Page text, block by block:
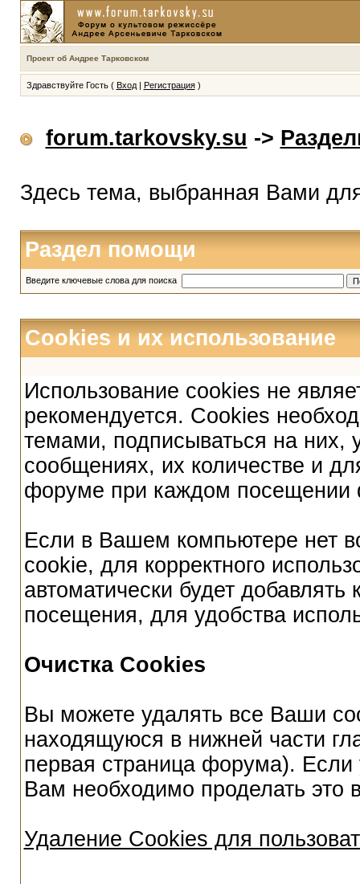
Проект об Андрее Тарковском
Здравствуйте Гость ( Вход| Регистрация)
forum.tarkovsky.su ->
Здесь тема, выбранная Вами
Раздел помощи
Введите ключевые слова для поиска
Cookies и их использование
Использование cookies не
рекомендуется. Cookies
темами, подписываться на них,
сообщениях, их количестве и
форуме при каждом посещении
Если в Вашем компьютере нет
cookie, для корректного
автоматически будет
посещения, для удобства
Очистка Cookies
Вы можете удалять все Ваши
находящуюся в нижней части
первая страница форума). Если
Вам необходимо проделать это
Удаление Cookies для